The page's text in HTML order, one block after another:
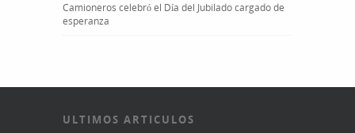
Camioneros celebró el Día del Jubilado cargado de
esperanza
ULTIMOS ARTICULOS